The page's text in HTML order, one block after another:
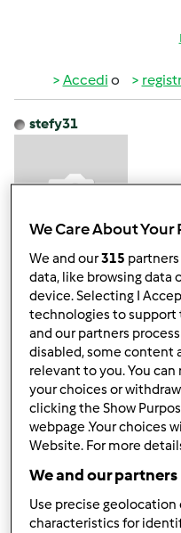
Accedi o
stefy31
Lun, 02/23/2015 - 14:25
Beata te...io lo sto
tace
Accedio
We Care About Your
We and our315 partners
data, like browsing data
device. Selecting I
technologies to support
and our partners
disabled, some content
relevant to you. You
your choices or
clicking the Show
webpage .Your choices
Website. For more
We and our
Use precise
characteristics for